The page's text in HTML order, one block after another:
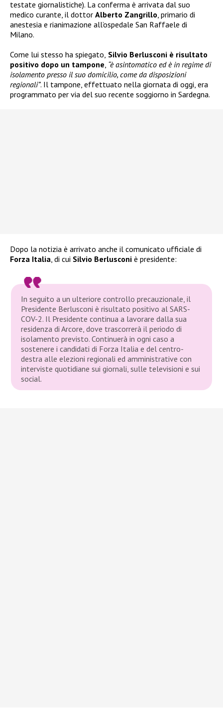
testate giornalistiche). La conferma è arrivata dal suo
medico curante, il dottor Alberto Zangrillo, primario di
anestesia e rianimazione all’ospedale San Raffaele di
Milano.
Come lui stesso ha spiegato, Silvio Berlusconi è risultato
positivo dopo un tampone, “è asintomatico ed è in regime di
isolamento presso il suo domicilio, come da disposizioni
regionali”. Il tampone, effettuato nella giornata di oggi, era
programmato per via del suo recente soggiorno in Sardegna.
Dopo la notizia è arrivato anche il comunicato ufficiale di
Forza Italia, di cui Silvio Berlusconi è presidente:
In seguito a un ulteriore controllo precauzionale, il
Presidente Berlusconi è risultato positivo al SARS-
COV-2. Il Presidente continua a lavorare dalla sua
residenza di Arcore, dove trascorrerà il periodo di
isolamento previsto. Continuerà in ogni caso a
sostenere i candidati di Forza Italia e del centro-
destra alle elezioni regionali ed amministrative con
interviste quotidiane sui giornali, sulle televisioni e sui
social.